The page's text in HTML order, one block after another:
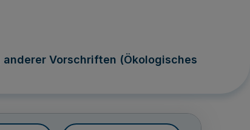
Vorschriften (Ökologisches